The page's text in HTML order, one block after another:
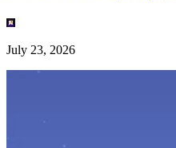
July 23, 2026